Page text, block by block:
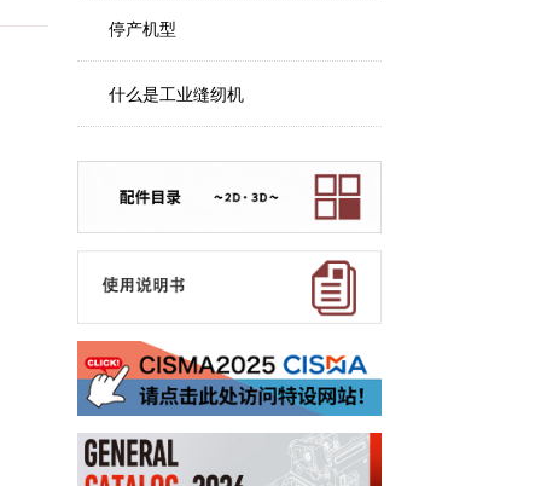
停产机型
什么是工业缝纫机